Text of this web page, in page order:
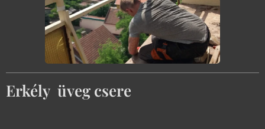
Felújítani?
Felületi Rozsda és Kisebb
Sérülések:
Ha az erkély vasszerkezete
csakfelületi rozsdás
Erkély üveg csere